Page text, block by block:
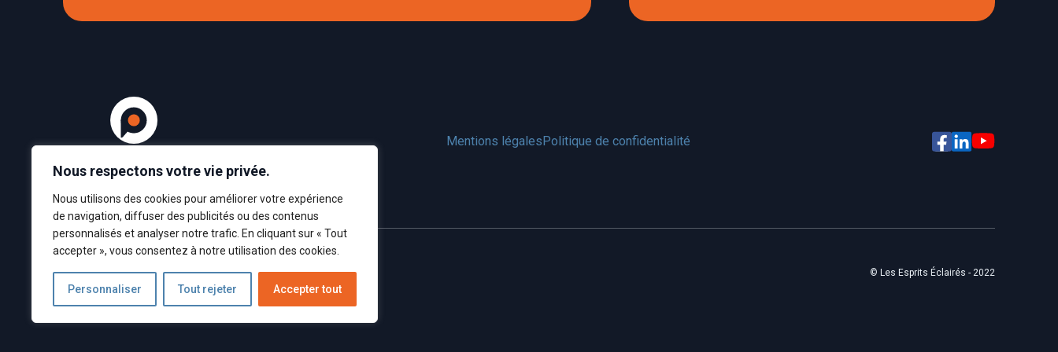
Nous respectons votre vie privée.
Nous utilisons des cookies pour améliorer votre expérience
de navigation, diffuser des publicités ou des contenus
personnalisés et analyser notre trafic. En cliquant sur « Tout
accepter », vous consentez à notre utilisation des cookies.
Personnaliser Tout rejeter Accepter tout
Mentions légalesPolitique de confidentialité
Crédit :Sonilog Interactive © Les Esprits Éclairés - 2022